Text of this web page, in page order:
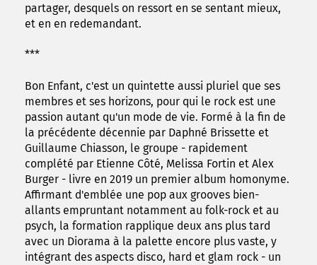
partager, desquels on ressort en se sentant mieux,
et en en redemandant.
***
Bon Enfant, c'est un quintette aussi pluriel que ses
membres et ses horizons, pour qui le rock est une
passion autant qu'un mode de vie. Formé à la fin de
la précédente décennie par Daphné Brissette et
Guillaume Chiasson, le groupe - rapidement
complété par Etienne Côté, Melissa Fortin et Alex
Burger - livre en 2019 un premier album homonyme.
Affirmant d'emblée une pop aux grooves bien-
allants empruntant notamment au folk-rock et au
psych, la formation rapplique deux ans plus tard
avec un Diorama à la palette encore plus vaste, y
intégrant des aspects disco, hard et glam rock - un